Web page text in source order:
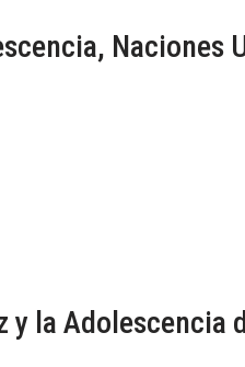
Naciones
la Adolescencia